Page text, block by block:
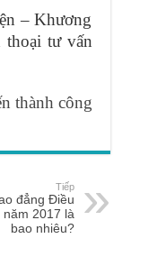
– Khương
tư vấn
thành công
Tiếp
đẳng Điều
2017 là
bao nhiêu?